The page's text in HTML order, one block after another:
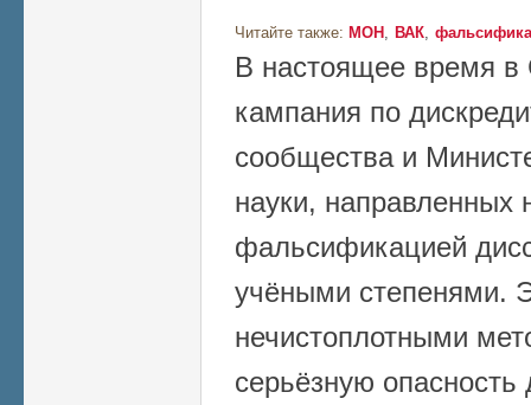
Читайте также: МОН ВАК
В настоящее время
кампания по
сообщества и
науки, направленных
фальсификацией
учёными степенями.
нечистоплотными
серьёзную опасность